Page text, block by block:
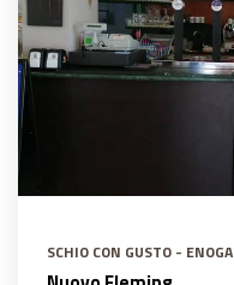
SCHIO CON GUSTO -